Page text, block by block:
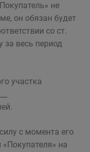
не
он обязан будет
со ст.
весь период
участка
с момента его
на